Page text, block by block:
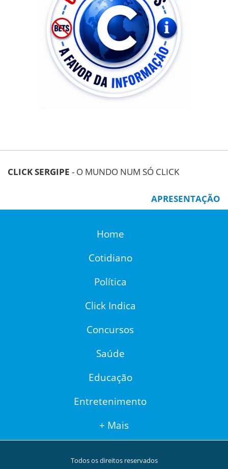
CLICK SERGIPE - O MUNDO NUM SÓ CLICK
APRESENTAÇÃO
Home
Cotidiano
Política
Click Indica
Concursos
Saúde
Educação
Entretenimento
+ Mais
Todos os direitos reservados